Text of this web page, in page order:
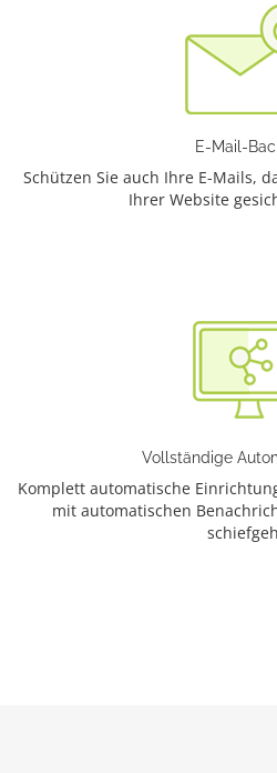
E-Mail-
Schützen Sie auch Ihre E-Mails,
Ihrer Website
Vollständige
Komplett automatische
mit automatischen